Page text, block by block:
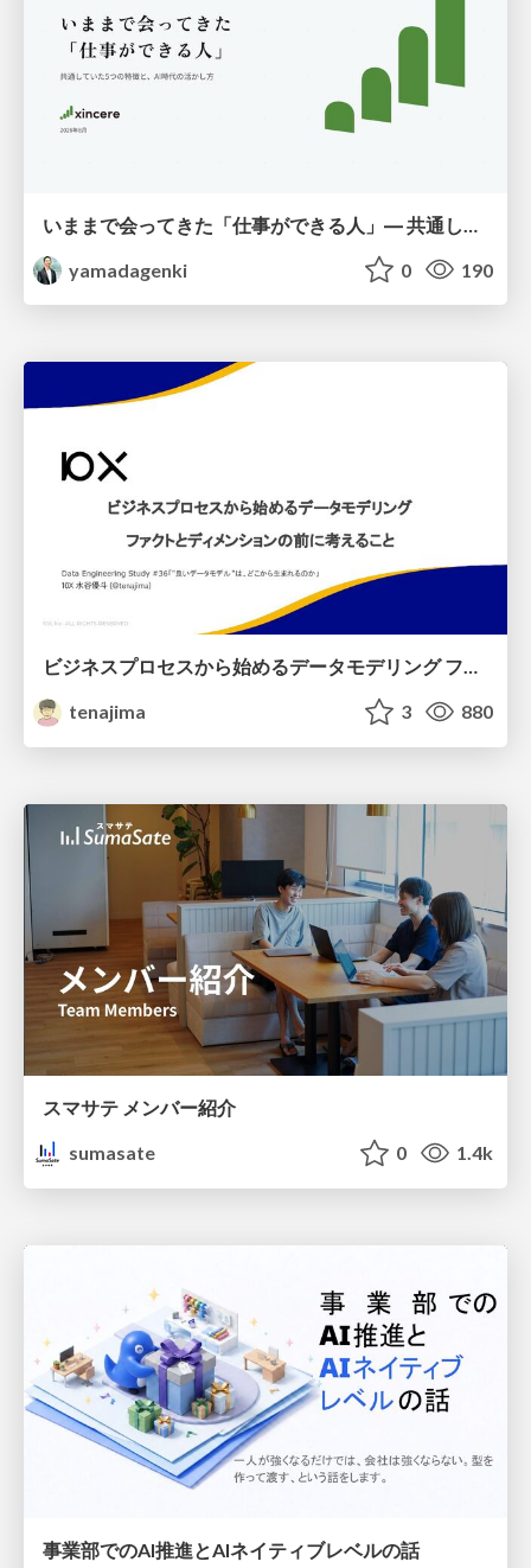
yamadagenki
0 190
ビジネスプロセスから始めるデータモデリング ファクトとディメンションの前に考えること
tenajima
3 880
スマサテ メンバー紹介
sumasate
0 1.4k
事業部でのAI推進とAIネイティブレベルの話